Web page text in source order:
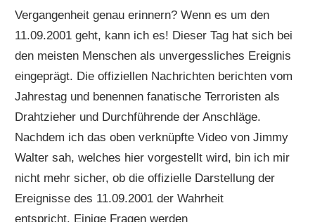
Vergangenheit genau erinnern? Wenn es um den
11.09.2001 geht, kann ich es! Dieser Tag hat sich bei
den meisten Menschen als unvergessliches Ereignis
eingeprägt. Die offiziellen Nachrichten berichten vom
Jahrestag und benennen fanatische Terroristen als
Drahtzieher und Durchführende der Anschläge.
Nachdem ich das oben verknüpfte Video von Jimmy
Walter sah, welches hier vorgestellt wird, bin ich mir
nicht mehr sicher, ob die offizielle Darstellung der
Ereignisse des 11.09.2001 der Wahrheit
entspricht. Einige Fragen werden